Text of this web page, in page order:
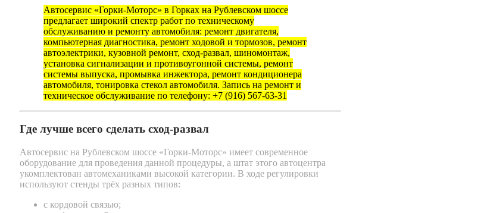
Автосервис «Горки-Моторс» в Горках на Рублевском шоссе
предлагает широкий спектр работ по техническому
обслуживанию и ремонту автомобиля: ремонт двигателя,
компьютерная диагностика, ремонт ходовой и тормозов, ремонт
автоэлектрики, кузовной ремонт, сход-развал, шиномонтаж,
установка сигнализации и противоугонной системы, ремонт
системы выпуска, промывка инжектора, ремонт кондиционера
автомобиля, тонировка стекол автомобиля. Запись на ремонт и
техническое обслуживание по телефону: +7 (916) 567-63-31
Где лучше всего сделать сход-развал
Автосервис на Рублевском шоссе «Горки-Моторс» имеет современное
оборудование для проведения данной процедуры, а штат этого автоцентра
укомплектован автомеханиками высокой категории. В ходе регулировки
используют стенды трёх разных типов:
с кордовой связью;